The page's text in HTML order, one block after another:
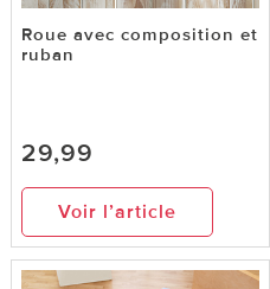
Roue avec composition et
ruban
29,99
Voir l’article